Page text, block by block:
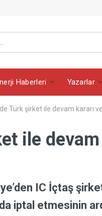
Haberleri Yazarlar
Türk şirket ile devam kararı
ile
IC İçtaş
iptal etmesinin